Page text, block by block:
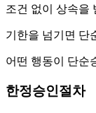
조건 없이 상속을
기한을 넘기면 단
어떤 행동이 단순
한정승인절차